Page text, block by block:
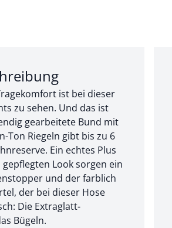
ist bei dieser
zu sehen. Und das ist
gearbeitete Bund mit
Ton Riegeln gibt bis zu 6
Ein echtes Plus
gepflegten Look sorgen ein
und der farblich
der bei dieser Hose
Die Extraglatt-
Bügeln.